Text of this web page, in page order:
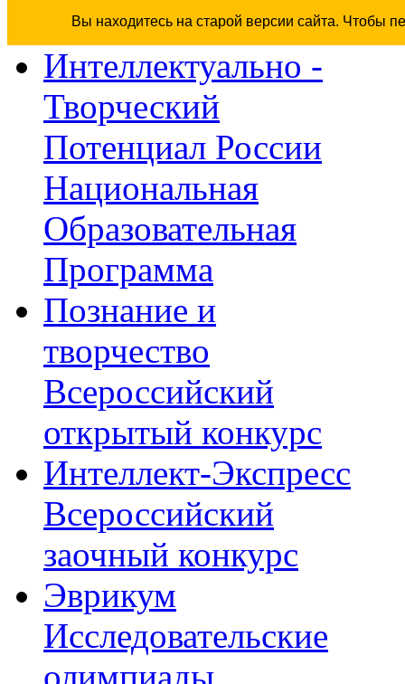
Вы находитесь на старой версии сайта. Чтобы
Интеллектуально -
Творческий
Потенциал России
Национальная
Образовательная
Программа
Познание и
творчество
Всероссийский
открытый конкурс
Интеллект-Экспресс
Всероссийский
заочный конкурс
Эврикум
Исследовательские